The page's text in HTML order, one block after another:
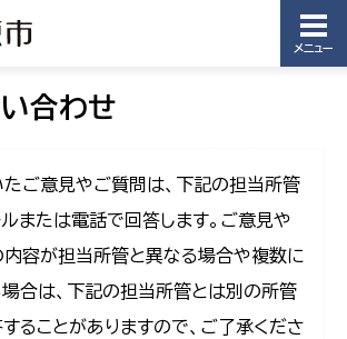
メニュー
合わせ
ご意見やご質問は、下記の担当所管
または電話で回答します。ご意見や
内容が担当所管と異なる場合や複数に
合は、下記の担当所管とは別の所管
ることがありますので、ご了承くださ